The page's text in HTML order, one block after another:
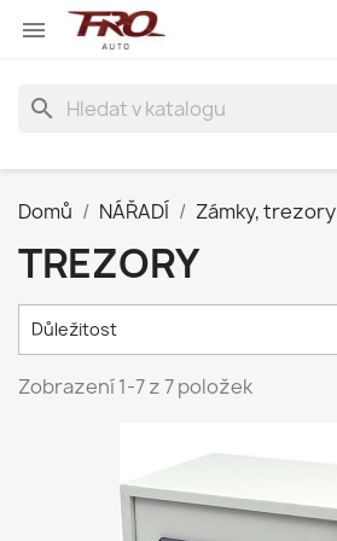

search
Domů NÁŘADÍ Zámky, trezory
TREZORY
Důležitost
Zobrazení 1-7 z 7 položek